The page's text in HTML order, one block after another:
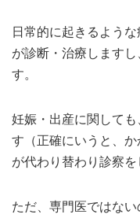
日常的に起きるよう
が診断・治療します
す。
妊娠・出産に関して
す（正確にいうと、
が代わり替わり診察を
ただ、専門医ではな